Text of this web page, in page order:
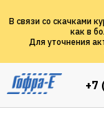
В связи со скачками
как в
Для уточнения
+7